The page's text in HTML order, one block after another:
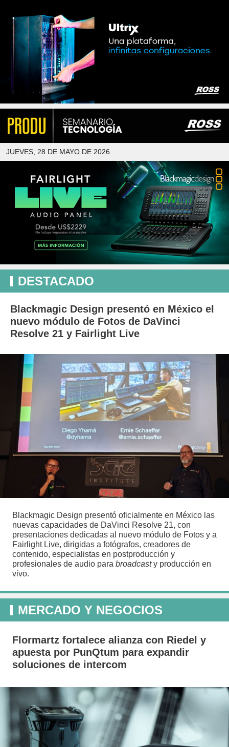
JUEVES, 28 DE MAYO DE 2026
DESTACADO
Blackmagic Design presentó en México el
nuevo módulo de Fotos de DaVinci
Resolve 21 y Fairlight Live
Blackmagic Design presentó oficialmente en México las
nuevas capacidades de DaVinci Resolve 21, con
presentaciones dedicadas al nuevo módulo de Fotos y a
Fairlight Live, dirigidas a fotógrafos, creadores de
contenido, especialistas en postproducción y
profesionales de audio para broadcasty producción en
vivo.
MERCADO Y NEGOCIOS
Flormartz fortalece alianza con Riedel y
apuesta por PunQtum para expandir
soluciones de intercom